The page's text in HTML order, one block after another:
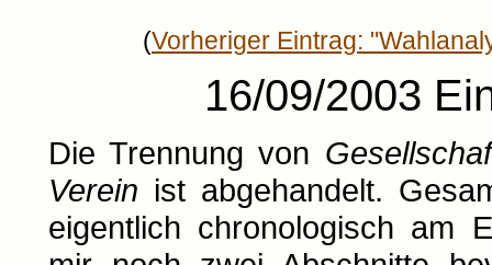
(Vorheriger Eintrag:
16/09/2003
Die Trennung von
Verein ist abgehandelt.
eigentlich chronologisch am